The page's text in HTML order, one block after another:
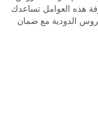
هذه العوامل تساعدك
الدودية مع ضمان